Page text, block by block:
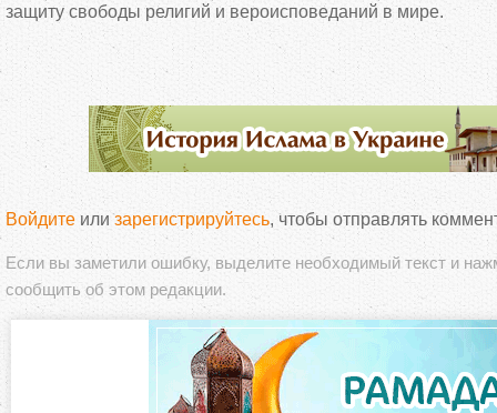
защиту свободы религий и вероисповеданий в мире.
Войдите илизарегистрируйтесь, чтобы отправлять
Если вы заметили ошибку, выделите необходимый текст и
сообщить об этом редакции.